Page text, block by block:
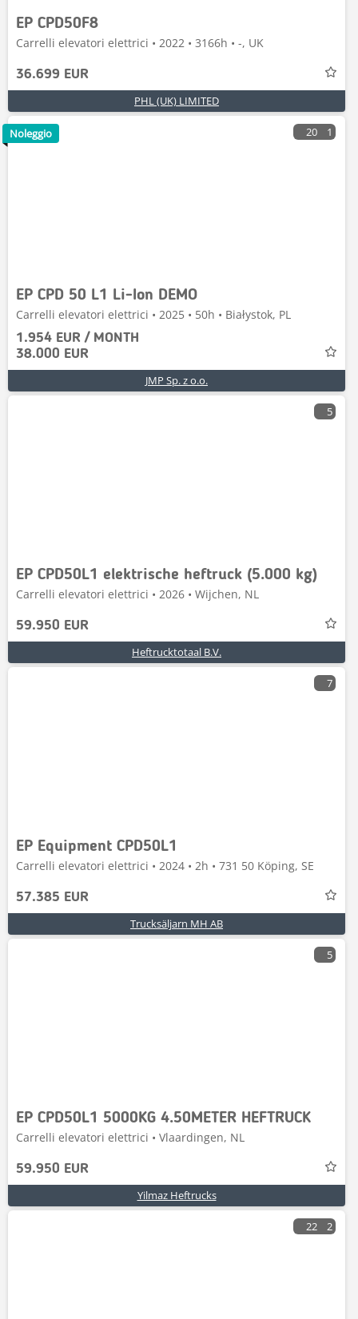
EP CPD50F8
Carrelli elevatori elettrici • 2022 • 3166h • -, UK
36.699 EUR
PHL (UK) LIMITED
20 1
EP CPD 50 L1 Li-Ion DEMO
Carrelli elevatori elettrici • 2025 • 50h • Białystok, PL
1.954 EUR / MONTH
38.000 EUR
JMP Sp. z o.o.
Noleggio
5
EP CPD50L1 elektrische heftruck (5.000 kg)
Carrelli elevatori elettrici • 2026 • Wijchen, NL
59.950 EUR
Heftrucktotaal B.V.
7
EP Equipment CPD50L1
Carrelli elevatori elettrici • 2024 • 2h • 731 50 Köping, SE
57.385 EUR
Trucksäljarn MH AB
5
EP CPD50L1 5000KG 4.50METER HEFTRUCK
Carrelli elevatori elettrici • Vlaardingen, NL
59.950 EUR
Yilmaz Heftrucks
22 2